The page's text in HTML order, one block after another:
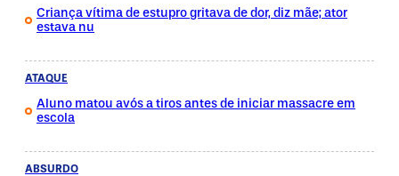
Criança vítima de estupro gritava de dor, diz mãe; ator
estava nu
ATAQUE
Aluno matou avós a tiros antes de iniciar massacre em
escola
ABSURDO